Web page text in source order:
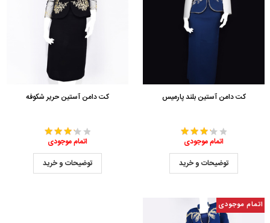
کت دامن آستین بلند پارمیس
اتمام موجودی
توضیحات و خرید
کت دامن آستین حریر شکوفه
اتمام موجودی
توضیحات و خرید
اتمام موجودی